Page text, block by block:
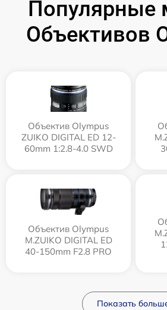
Популярные
Объективов
Объектив Olympus
ZUIKO DIGITAL ED 12-
60mm 1:2.8-4.0 SWD
Объектив Olympus
M.ZUIKO DIGITAL ED
40-150mm F2.8 PRO
Показать